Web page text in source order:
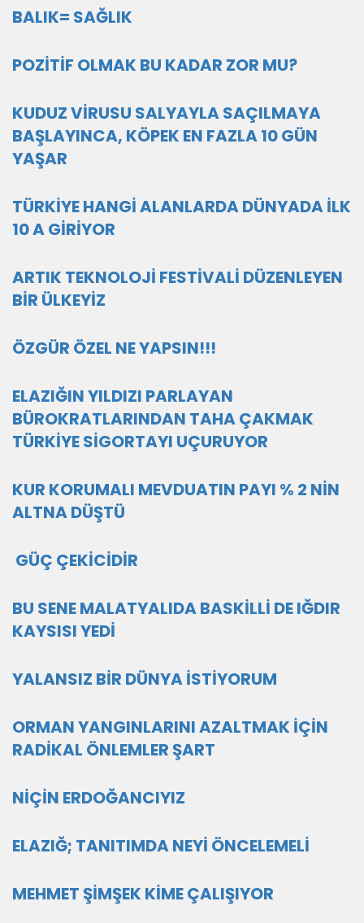
BALIK= SAĞLIK
POZİTİF OLMAK BU KADAR ZOR MU?
KUDUZ VİRUSU SALYAYLA SAÇILMAYA
BAŞLAYINCA, KÖPEK EN FAZLA 10 GÜN
YAŞAR
TÜRKİYE HANGİ ALANLARDA DÜNYADA İLK
10 A GİRİYOR
ARTIK TEKNOLOJİ FESTİVALİ DÜZENLEYEN
BİR ÜLKEYİZ
ÖZGÜR ÖZEL NE YAPSIN!!!
ELAZIĞIN YILDIZI PARLAYAN
BÜROKRATLARINDAN TAHA ÇAKMAK
TÜRKİYE SİGORTAYI UÇURUYOR
KUR KORUMALI MEVDUATIN PAYI % 2 NİN
ALTNA DÜŞTÜ
GÜÇ ÇEKİCİDİR
BU SENE MALATYALIDA BASKİLLİ DE IĞDIR
KAYSISI YEDİ
YALANSIZ BİR DÜNYA İSTİYORUM
ORMAN YANGINLARINI AZALTMAK İÇİN
RADİKAL ÖNLEMLER ŞART
NİÇİN ERDOĞANCIYIZ
ELAZIĞ; TANITIMDA NEYİ ÖNCELEMELİ
MEHMET ŞİMŞEK KİME ÇALIŞIYOR